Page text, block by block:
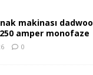
makinası dadwoo
amper monofaze
0